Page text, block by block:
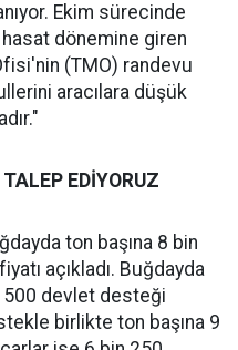
Ekim sürecinde
hasat dönemine giren
(TMO) randevu
aracılara düşük
EDİYORUZ
ton başına 8 bin
açıkladı. Buğdayda
500 devlet desteği
birlikte ton başına 9